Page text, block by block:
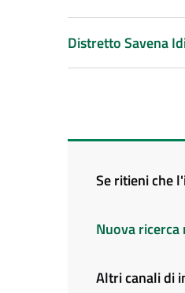
Distretto Savena
Se ritieni che
Nuova ricerca
Altri canali di